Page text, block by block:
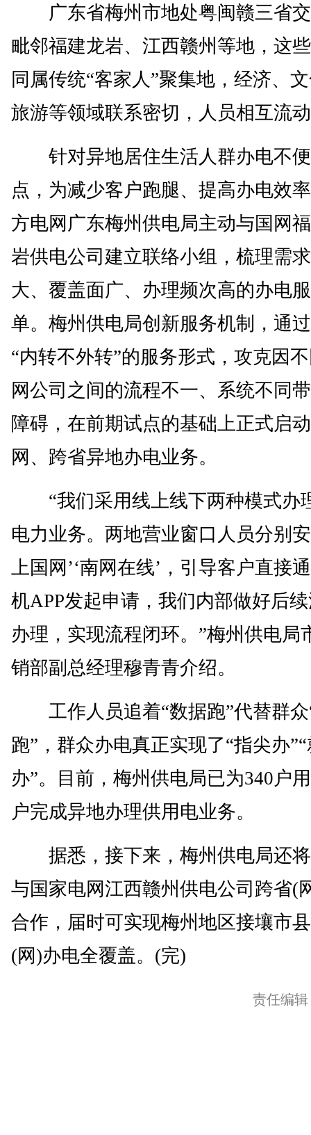
广东省梅州市地处粤闽赣三省
毗邻福建龙岩、江西赣州等地，这
同属传统“客家人”聚集地，经济、
旅游等领域联系密切，人员相互流
针对异地居住生活人群办电不
点，为减少客户跑腿、提高办电效
方电网广东梅州供电局主动与国网
岩供电公司建立联络小组，梳理需
大、覆盖面广、办理频次高的办电
单。梅州供电局创新服务机制，通
“内转不外转”的服务形式，攻克因
网公司之间的流程不一、系统不同
障碍，在前期试点的基础上正式启
网、跨省异地办电业务。
“我们采用线上线下两种模式办
电力业务。两地营业窗口人员分别
上国网’‘南网在线’，引导客户直接
机APP发起申请，我们内部做好后
办理，实现流程闭环。”梅州供电局
销部副总经理穆青青介绍。
工作人员追着“数据跑”代替群众
跑”，群众办电真正实现了“指尖办
办”。目前，梅州供电局已为340户
户完成异地办理供用电业务。
据悉，接下来，梅州供电局还
与国家电网江西赣州供电公司跨省(
合作，届时可实现梅州地区接壤市
(网)办电全覆盖。(完)
责任编